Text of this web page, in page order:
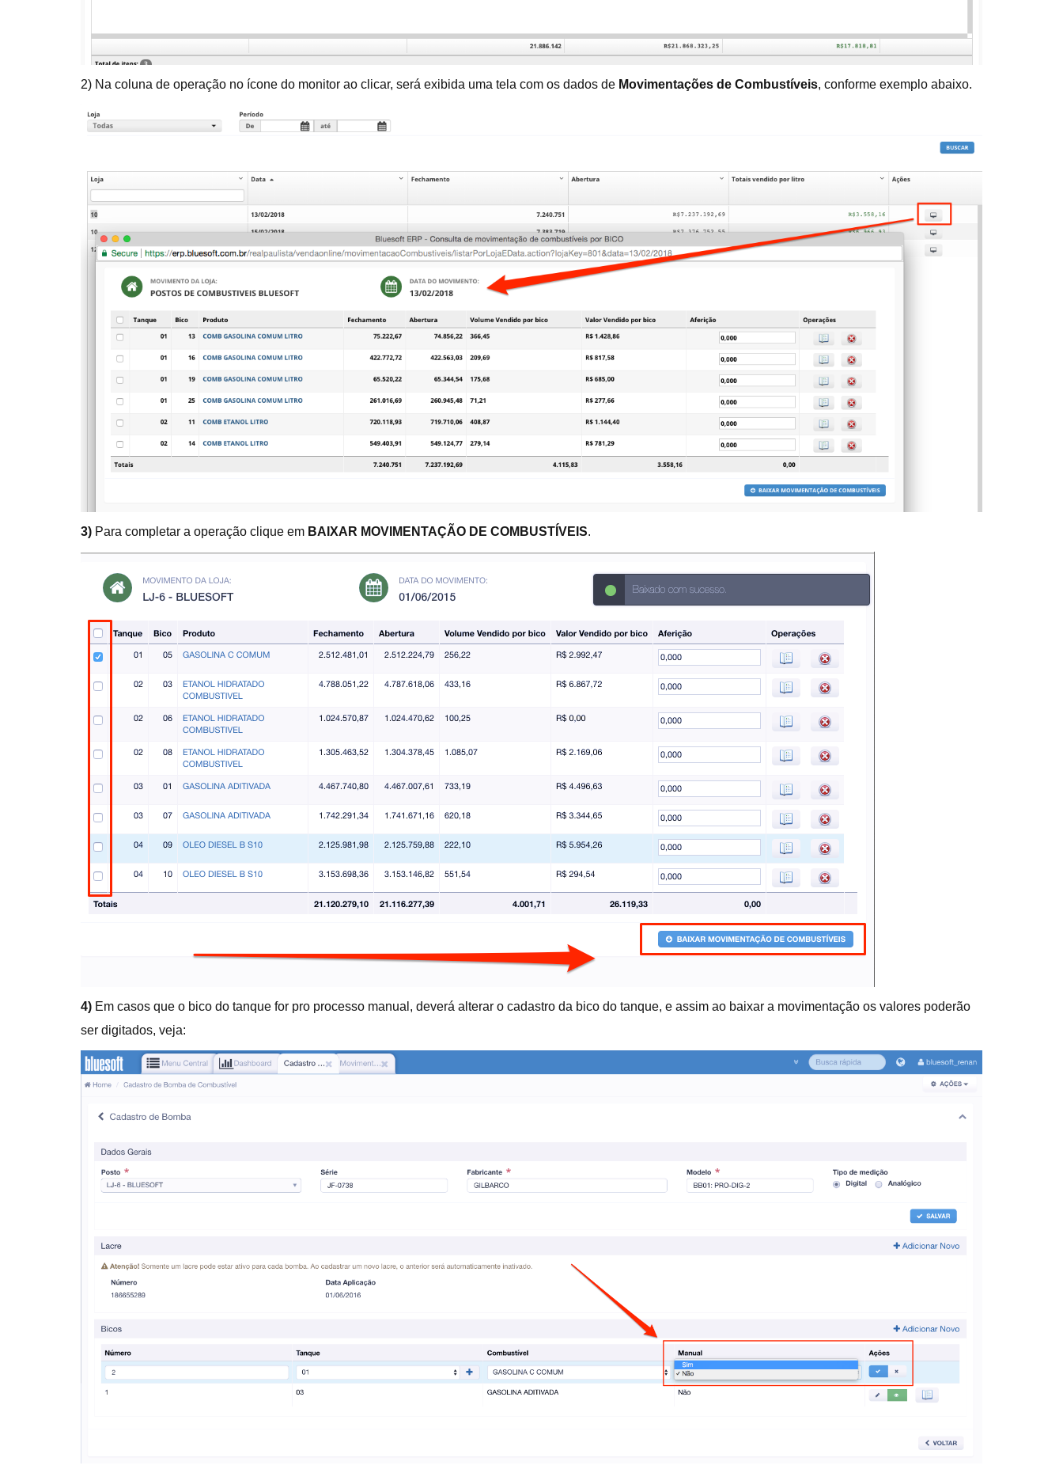
2) Na coluna de operação no ícone do monitor ao clicar, será exibida uma tela com os dados de Movimentações de Combustíveis, conforme exemplo abaixo.
3) Para completar a operação clique em BAIXAR MOVIMENTAÇÃO DE COMBUSTÍVEIS.
4) Em casos que o bico do tanque for pro processo manual, deverá alterar o cadastro da bico do tanque, e assim ao baixar a movimentação os valores poderão
ser digitados, veja: